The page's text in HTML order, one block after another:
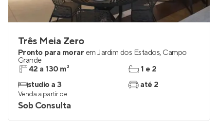
Três Meia Zero
Pronto para morar em Jardim dos Estados, Campo
Grande
42 a 130 m²
studio a 3
1 e 2
até 2
Venda a partir de
Sob Consulta